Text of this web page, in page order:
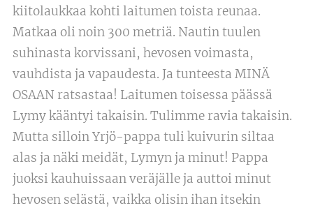
kiitolaukkaa kohti laitumen toista reunaa.
Matkaa oli noin 300 metriä. Nautin tuulen
suhinasta korvissani, hevosen voimasta,
vauhdista ja vapaudesta. Ja tunteesta MINÄ
OSAAN ratsastaa! Laitumen toisessa päässä
Lymy kääntyi takaisin. Tulimme ravia takaisin.
Mutta silloin Yrjö-pappa tuli kuivurin siltaa
alas ja näki meidät, Lymyn ja minut! Pappa
juoksi kauhuissaan veräjälle ja auttoi minut
hevosen selästä, vaikka olisin ihan itsekin